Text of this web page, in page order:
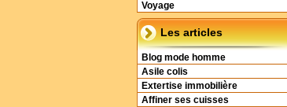
Voyage
Les articles
Blog mode homme
Asile colis
Extertise immobilière
Affiner ses cuisses